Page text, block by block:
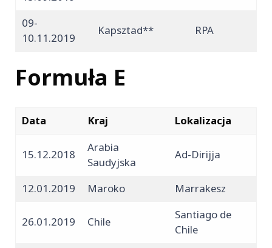
09-
10.11.2019
Kapsztad** RPA
Formuła E
Data Kraj Lokalizacja
15.12.2018
Arabia
Saudyjska
Ad-Dirijja
12.01.2019 Maroko Marrakesz
26.01.2019 Chile
Santiago de
Chile